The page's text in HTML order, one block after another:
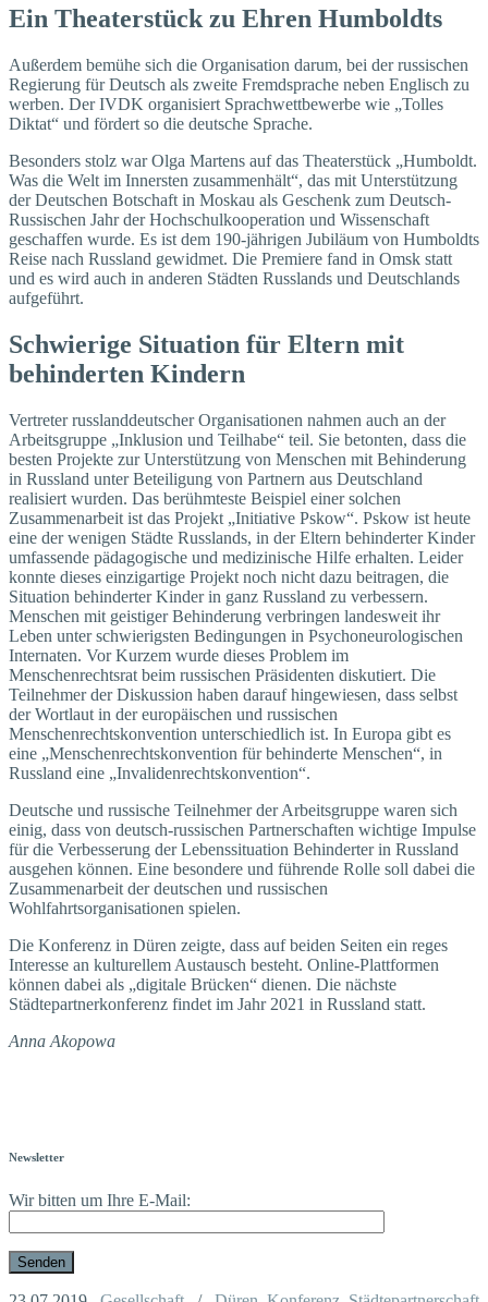
Ein Theaterstück zu Ehren Humboldts
Außerdem bemühe sich die Organisation darum, bei der russischen
Regierung für Deutsch als zweite Fremdsprache neben Englisch zu
werben. Der IVDK organisiert Sprachwettbewerbe wie „Tolles
Diktat“ und fördert so die deutsche Sprache.
Besonders stolz war Olga Martens auf das Theaterstück „Humboldt.
Was die Welt im Innersten zusammenhält“, das mit Unterstützung
der Deutschen Botschaft in Moskau als Geschenk zum Deutsch-
Russischen Jahr der Hochschulkooperation und Wissenschaft
geschaffen wurde. Es ist dem 190-jährigen Jubiläum von Humboldts
Reise nach Russland gewidmet. Die Premiere fand in Omsk statt
und es wird auch in anderen Städten Russlands und Deutschlands
aufgeführt.
Schwierige Situation für Eltern mit
behinderten Kindern
Vertreter russlanddeutscher Organisationen nahmen auch an der
Arbeitsgruppe „Inklusion und Teilhabe“ teil. Sie betonten, dass die
besten Projekte zur Unterstützung von Menschen mit Behinderung
in Russland unter Beteiligung von Partnern aus Deutschland
realisiert wurden. Das berühmteste Beispiel einer solchen
Zusammenarbeit ist das Projekt „Initiative Pskow“. Pskow ist heute
eine der wenigen Städte Russlands, in der Eltern behinderter Kinder
umfassende pädagogische und medizinische Hilfe erhalten. Leider
konnte dieses einzigartige Projekt noch nicht dazu beitragen, die
Situation behinderter Kinder in ganz Russland zu verbessern.
Menschen mit geistiger Behinderung verbringen landesweit ihr
Leben unter schwierigsten Bedingungen in Psychoneurologischen
Internaten. Vor Kurzem wurde dieses Problem im
Menschenrechtsrat beim russischen Präsidenten diskutiert. Die
Teilnehmer der Diskussion haben darauf hingewiesen, dass selbst
der Wortlaut in der europäischen und russischen
Menschenrechtskonvention unterschiedlich ist. In Europa gibt es
eine „Menschenrechtskonvention für behinderte Menschen“, in
Russland eine „Invalidenrechtskonvention“.
Deutsche und russische Teilnehmer der Arbeitsgruppe waren sich
einig, dass von deutsch-russischen Partnerschaften wichtige Impulse
für die Verbesserung der Lebenssituation Behinderter in Russland
ausgehen können. Eine besondere und führende Rolle soll dabei die
Zusammenarbeit der deutschen und russischen
Wohlfahrtsorganisationen spielen.
Die Konferenz in Düren zeigte, dass auf beiden Seiten ein reges
Interesse an kulturellem Austausch besteht. Online-Plattformen
können dabei als „digitale Brücken“ dienen. Die nächste
Städtepartnerkonferenz findet im Jahr 2021 in Russland statt.
Anna Akopowa
Newsletter
Wir bitten um Ihre E-Mail: